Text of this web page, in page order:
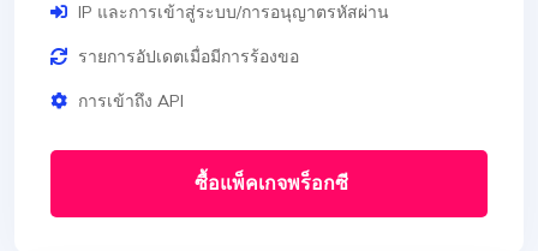
IP และการเข้าสู่ระบบ/การอนุญาตรหัสผ่าน
รายการอัปเดตเมื่อมีการร้องขอ
การเข้าถึง API
ซื้อแพ็คเกจพร็อกซี